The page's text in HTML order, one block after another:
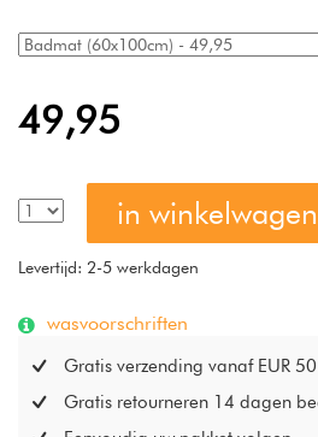
anti-slip maakt de Houston
gladde (badkamer)vloer.
49,95
in winkelwagen
Levertijd: 2-5 werkdagen
wasvoorschriften
Gratis verzending vanaf EUR 50
Gratis retourneren 14 dagen